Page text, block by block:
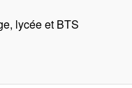
lycée et BTS